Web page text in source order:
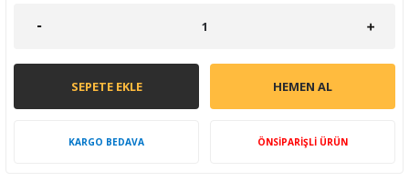
SEPETE EKLE HEMEN AL
KARGO BEDAVA ÖNSİPARİŞLİ ÜRÜN